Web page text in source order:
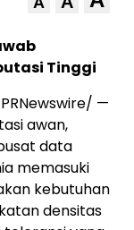
Tinggi
—
awan,
data
memasuki
kebutuhan
densitas